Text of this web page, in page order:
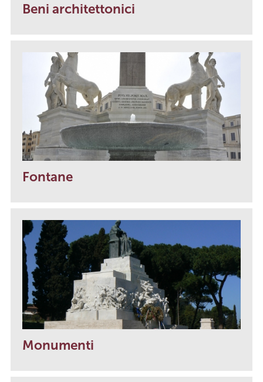
Beni architettonici
Fontane
Monumenti